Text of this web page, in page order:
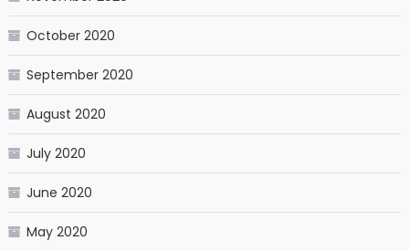
October 2020
September 2020
August 2020
July 2020
June 2020
May 2020